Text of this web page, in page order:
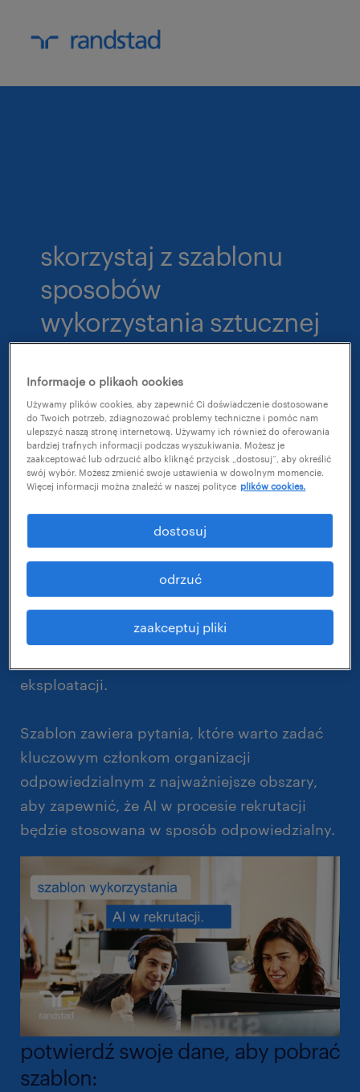
skorzystaj z szablonu
sposobów
wykorzystania sztucznej
inteligencji w rekrutacji.
Sztuczna inteligencja ma kilka naprawdę
kluczowych zastosowań w rekrutacji. Ale ma
też niesie ze sobą potencjale ryzyko związane
własności intelektualnej i stronniczością.
Przygotowany przez naszych ekspertów
szablon sposobów wykorzystania AI pomoże
zmapować to, w jaki sposób ta technologia
jest wykorzystywana w Twojej firmie i
eksploatacji.
Szablon zawiera pytania, które warto zadać
kluczowym członkom organizacji
odpowiedzialnym z najważniejsze obszary,
aby zapewnić, że AI w procesie rekrutacji
będzie stosowana w sposób odpowiedzialny.
potwierdź swoje dane, aby pobrać
szablon:
Informacje o plikach cookies
Używamy plików cookies, aby zapewnić Ci doświadczenie dostosowane
do Twoich potrzeb, zdiagnozować problemy techniczne i pomóc nam
ulepszyć naszą stronę internetową. Używamy ich również do oferowania
bardziej trafnych informacji podczas wyszukiwania. Możesz je
zaakceptować lub odrzucić albo kliknąć przycisk „dostosuj”, aby określić
swój wybór. Możesz zmienić swoje ustawienia w dowolnym momencie.
Więcej informacji można znaleźć w naszej polityce plików cookies.
zaakceptuj pliki
odrzuć
dostosuj